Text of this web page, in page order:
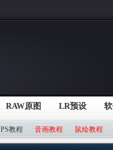
RAW原图 LR预设
PS教程 音画教程 鼠绘教程